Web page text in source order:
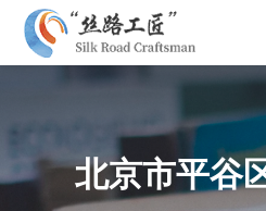
北京市平谷